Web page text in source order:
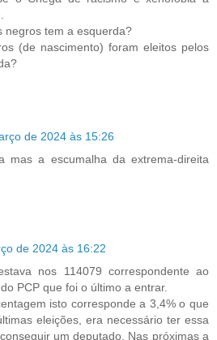
negros tem a esquerda?
(de nascimento) foram eleitos pelos
de 2024 às 15:26
mas a escumalha da extrema-direita
de 2024 às 16:22
nos 114079 correspondente ao
PCP que foi o último a entrar.
isto corresponde a 3,4% o que
eleições, era necessário ter essa
um deputado. Nas próximas a